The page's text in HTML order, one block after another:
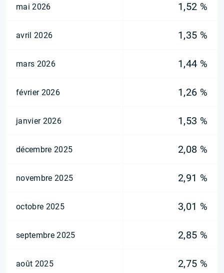
mai 2026 1,52 %
avril 2026 1,35 %
mars 2026 1,44 %
février 2026 1,26 %
janvier 2026 1,53 %
décembre 2025 2,08 %
novembre 2025 2,91 %
octobre 2025 3,01 %
septembre 2025 2,85 %
août 2025 2,75 %